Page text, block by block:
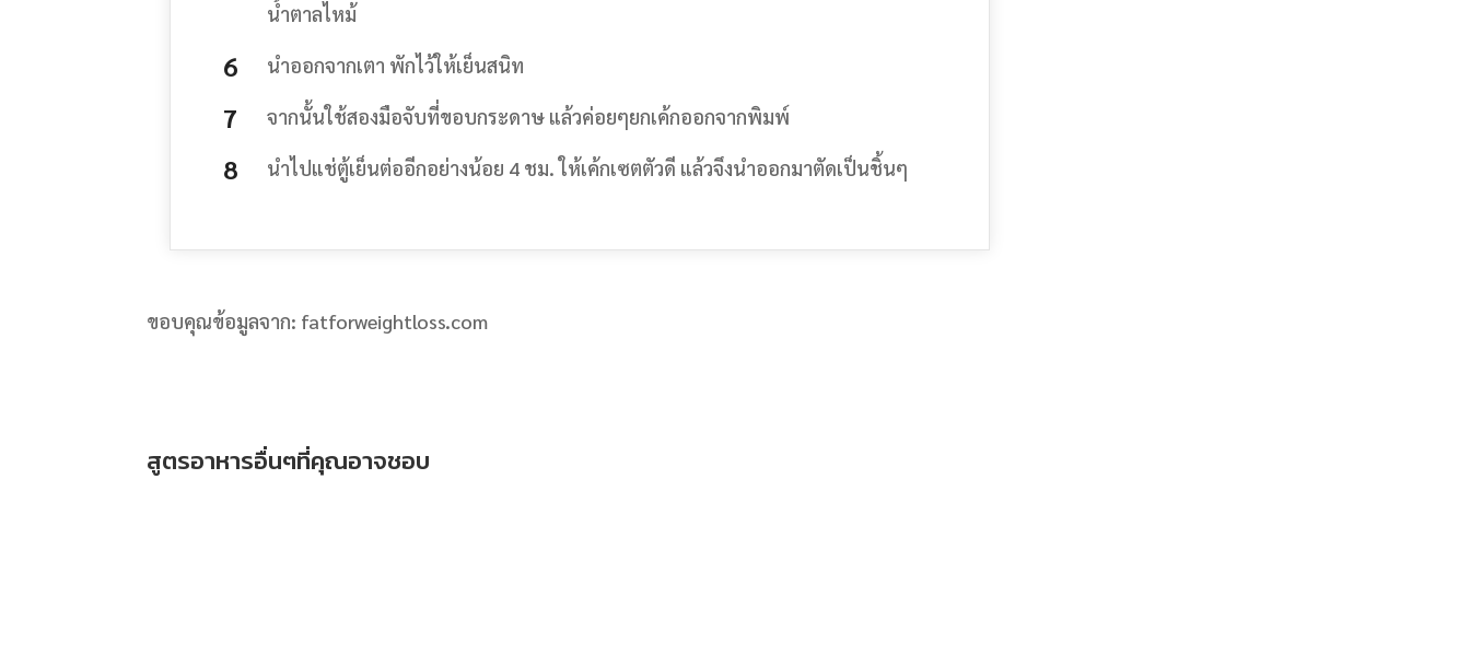
น้ำตาลไหม้
นำออกจากเตา พักไว้ให้เย็นสนิท
จากนั้นใช้สองมือจับที่ขอบกระดาษ แล้วค่อยๆยกเค้กออกจากพิมพ์
นำไปแช่ตู้เย็นต่ออีกอย่างน้อย 4 ชม. ให้เค้กเซตตัวดี แล้วจึงนำออกมาตัดเป็นชิ้นๆ
ขอบคุณข้อมูลจาก: fatforweightloss.com
สูตรอาหารอื่นๆที่คุณอาจชอบ